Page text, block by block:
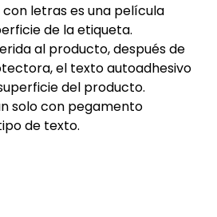
letras es una película
de la etiqueta.
al producto, después de
el texto autoadhesivo
del producto.
solo con pegamento
de texto.